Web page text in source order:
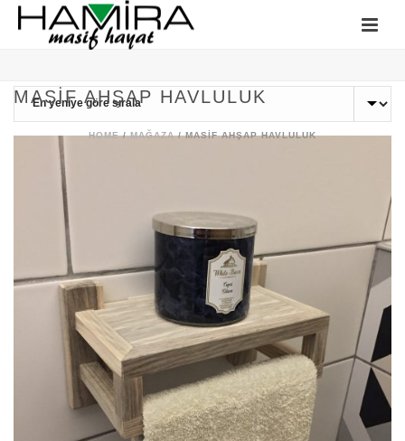
MASIF AHŞAP HAVLULUK
HOME/MAĞAZA/MASIF AHŞAP HAVLULUK